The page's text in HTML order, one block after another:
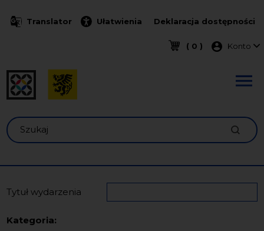
Translator Ułatwienia Deklaracja dostępności
( 0 ) Menu
Konto
Szukaj
Tytuł wydarzenia
Kategoria: